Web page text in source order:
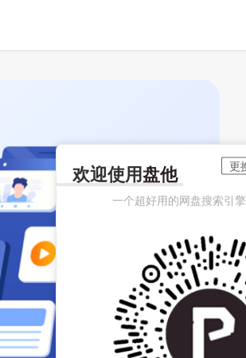
欢迎使用盘他
一个超好用的网盘搜索引擎